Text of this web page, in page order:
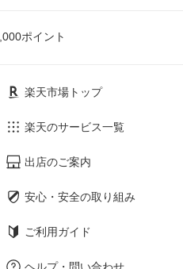
ポイント
楽天市場トップ
楽天のサービス一覧
出店のご案内
安心・安全の取り組み
ご利用ガイド
ヘルプ・問い合わせ